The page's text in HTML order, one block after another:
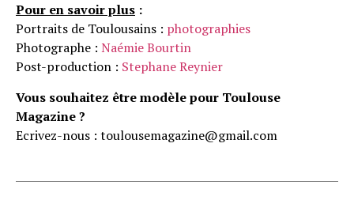
Pour en savoir plus :
Portraits de Toulousains : photographies
Photographe : Naémie Bourtin
Post-production : Stephane Reynier
Vous souhaitez être modèle pour Toulouse
Magazine ?
Ecrivez-nous : toulousemagazine@gmail.com